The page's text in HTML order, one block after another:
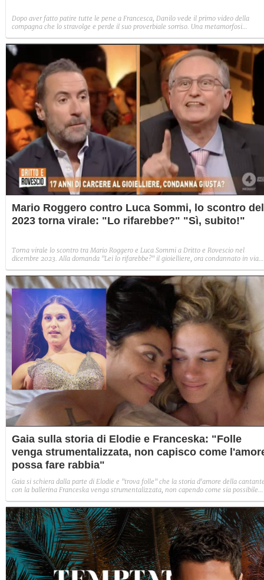
Dopo aver fatto patire tutte le pene a Francesca, Danilo vede il primo video della
compagna che lo stravolge e perde il suo proverbiale sorriso. Una metamorfosi
Mario Roggero contro Luca Sommi, lo scontro del
2023 torna virale: "Lo rifarebbe?" "Sì, subito!"
Torna virale lo scontro tra Mario Roggero e Luca Sommi a Dritto e Rovescio nel
dicembre 2023. Alla domanda "Lei lo rifarebbe?" il gioielliere, ora condannato in via
Gaia sulla storia di Elodie e Franceska: "Folle
venga strumentalizzata, non capisco come
possa fare rabbia"
Gaia si schiera dalla parte di Elodie e "trova folle" che la storia d'amore della
con la ballerina Franceska venga strumentalizzata, non capendo come sia possibile